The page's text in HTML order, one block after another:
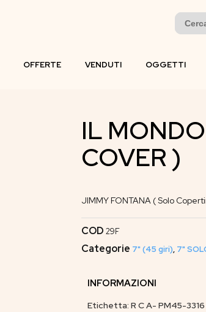
Search
for:
OFFERTE VENDUTI OGGETTI
IL
COVER )
JIMMY FONTANA ( Solo
COD 29F
Categorie 7" (45 giri), 7"
INFORMAZIONI
Etichetta: R C A- PM45-3316